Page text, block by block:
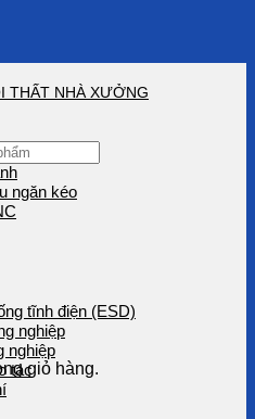
giỏ hàng.
THẤT NHÀ XƯỞNG
ngăn kéo
tĩnh điện (ESD)
nghiệp
nghiệp
tác